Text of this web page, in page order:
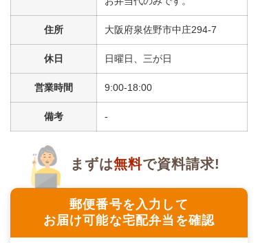
メニュー例をもっと見る（残り1件）
※ その他備考
メニューは日替わりです（メニューは一例です）
住所 大阪府泉佐野市中庄294-7
休日 日曜日、三が日
営業時間 9:00-18:00
備考 -
郵便番号を入力して
お届け可能な宅配弁当を確認
まずは無料で資料請求!